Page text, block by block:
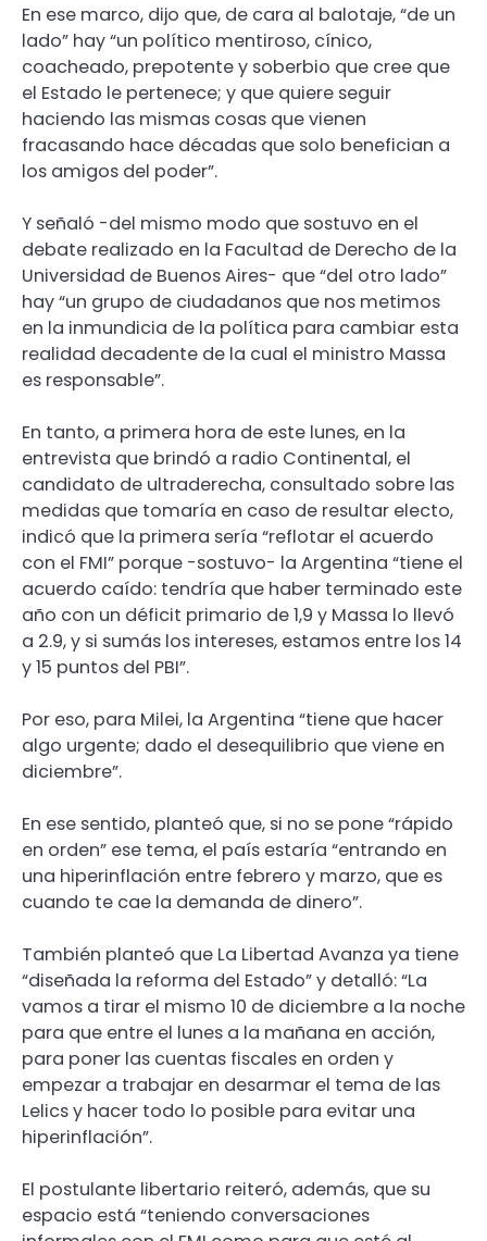
En ese marco, dijo que, de cara al balotaje, “de un
lado” hay “un político mentiroso, cínico,
coacheado, prepotente y soberbio que cree que
el Estado le pertenece; y que quiere seguir
haciendo las mismas cosas que vienen
fracasando hace décadas que solo benefician a
los amigos del poder”.
Y señaló -del mismo modo que sostuvo en el
debate realizado en la Facultad de Derecho de la
Universidad de Buenos Aires- que “del otro lado”
hay “un grupo de ciudadanos que nos metimos
en la inmundicia de la política para cambiar esta
realidad decadente de la cual el ministro Massa
es responsable”.
En tanto, a primera hora de este lunes, en la
entrevista que brindó a radio Continental, el
candidato de ultraderecha, consultado sobre las
medidas que tomaría en caso de resultar electo,
indicó que la primera sería “reflotar el acuerdo
con el FMI” porque -sostuvo- la Argentina “tiene el
acuerdo caído: tendría que haber terminado este
año con un déficit primario de 1,9 y Massa lo llevó
a 2.9, y si sumás los intereses, estamos entre los 14
y 15 puntos del PBI”.
Por eso, para Milei, la Argentina “tiene que hacer
algo urgente; dado el desequilibrio que viene en
diciembre”.
En ese sentido, planteó que, si no se pone “rápido
en orden” ese tema, el país estaría “entrando en
una hiperinflación entre febrero y marzo, que es
cuando te cae la demanda de dinero”.
También planteó que La Libertad Avanza ya tiene
“diseñada la reforma del Estado” y detalló: “La
vamos a tirar el mismo 10 de diciembre a la noche
para que entre el lunes a la mañana en acción,
para poner las cuentas fiscales en orden y
empezar a trabajar en desarmar el tema de las
Lelics y hacer todo lo posible para evitar una
hiperinflación”.
El postulante libertario reiteró, además, que su
espacio está “teniendo conversaciones